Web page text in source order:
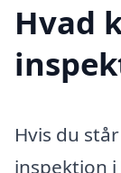
Hvad
Hvis du
inspektion